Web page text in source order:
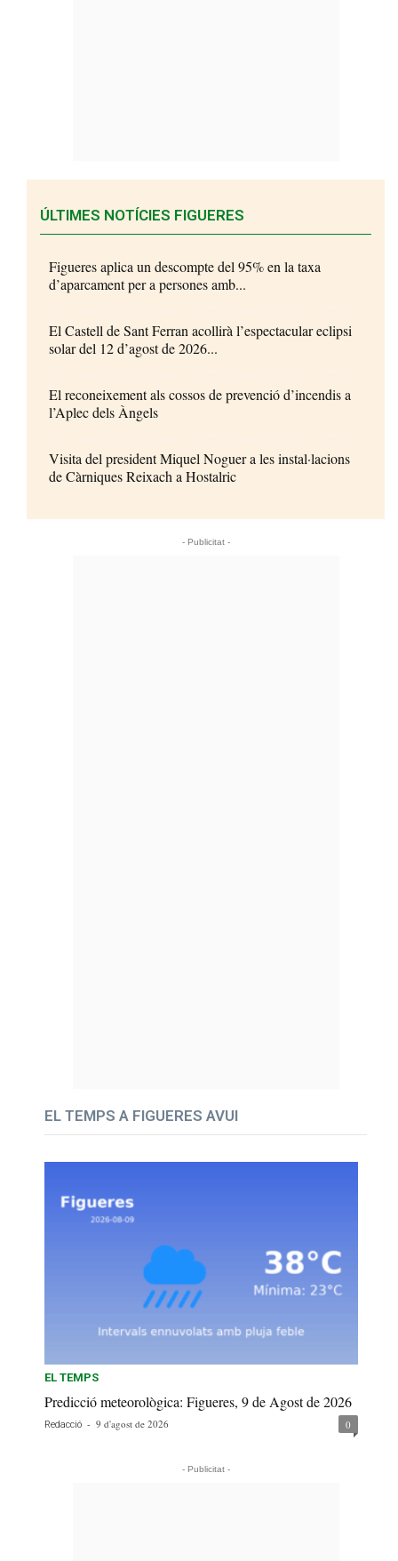
ÚLTIMES NOTÍCIES FIGUERES
Figueres aplica un descompte del 95% en la taxa
d’aparcament per a persones amb...
El Castell de Sant Ferran acollirà l’espectacular eclipsi
solar del 12 d’agost de 2026...
El reconeixement als cossos de prevenció d’incendis a
l’Aplec dels Àngels
Visita del president Miquel Noguer a les instal·lacions
de Càrniques Reixach a Hostalric
- Publicitat -
EL TEMPS A FIGUERES AVUI
EL TEMPS
Predicció meteorològica: Figueres, 9 de Agost de 2026
Redacció - 9 d'agost de 2026 0
- Publicitat -